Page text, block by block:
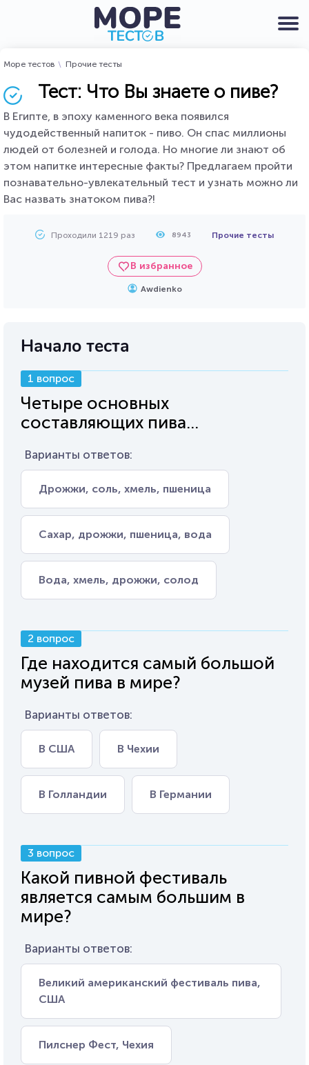
Море тестов Прочие тесты
Тест: Что Вы знаете о пиве?
В Египте, в эпоху каменного века появился
чудодейственный напиток - пиво. Он спас миллионы
людей от болезней и голода. Но многие ли знают об
этом напитке интересные факты? Предлагаем пройти
познавательно-увлекательный тест и узнать можно ли
Вас назвать знатоком пива?!
Проходили 1219 раз 8943 Прочие тесты
В избранное
Awdienko
Начало теста
1 вопрос
Четыре основных
составляющих пива...
Варианты ответов:
Дрожжи, соль, хмель, пшеница
Сахар, дрожжи, пшеница, вода
Вода, хмель, дрожжи, солод
2 вопрос
Где находится самый большой
музей пива в мире?
Варианты ответов:
В США В Чехии
В Голландии В Германии
3 вопрос
Какой пивной фестиваль
является самым большим в
мире?
Варианты ответов:
Великий американский фестиваль пива,
США
Пилснер Фест, Чехия